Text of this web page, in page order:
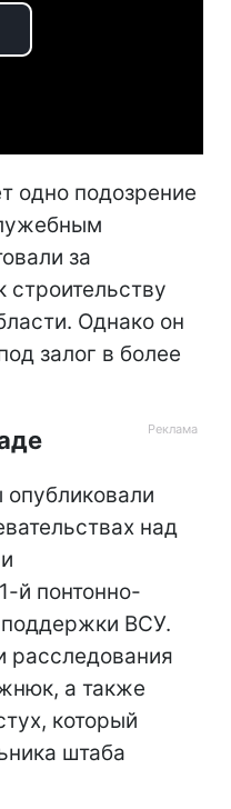
одно подозрение
за
строительству
Однако он
залог в более
над
й понтонно-
ВСУ.
расследования
а также
который
штаба